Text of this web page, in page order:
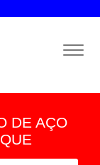
DE AÇO